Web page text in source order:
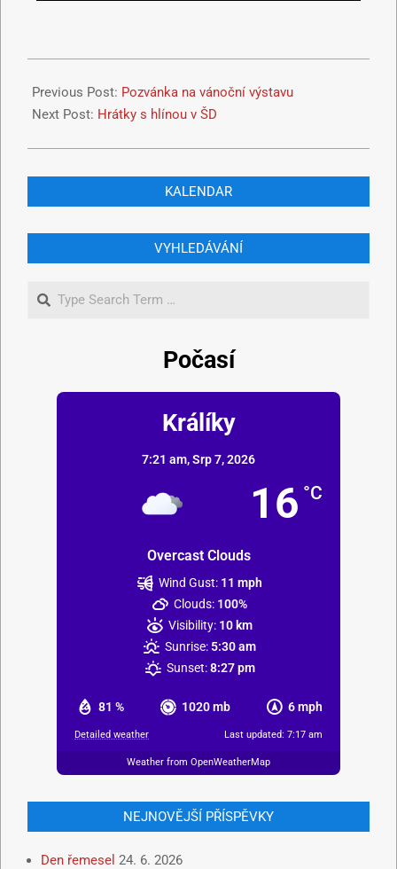
Previous Post: Pozvánka na vánoční výstavu
Next Post: Hrátky s hlínou v ŠD
KALENDAR
VYHLEDÁVÁNÍ
Počasí
Králíky
7:21 am,Srp 7, 2026
16 °C
Overcast Clouds
81 % 1020 mb 6 mph
Wind Gust: 11 mph
Clouds: 100%
Visibility: 10 km
Sunrise: 5:30 am
Sunset: 8:27 pm
Detailed weather Last updated: 7:17 am
Weather from OpenWeatherMap
NEJNOVĚJŠÍ PŘÍSPĚVKY
Den řemesel 24. 6. 2026